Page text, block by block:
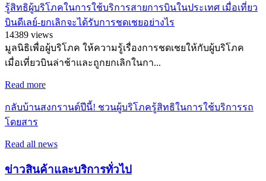
รู้สิทธิผู้บริโภคในการใช้บริการสายการบินในประเทศ เมื่อเที่ยว
บินดีเลย์-ยกเลิกจะได้รับการชดเชยอย่างไร
14389 views
มูลนิธิเพื่อผู้บริโภค ให้ความรู้เรื่องการชดเชยให้กับผู้บริโภค
เมื่อเที่ยวบินล่าช้าและถูกยกเลิกในกา...
Read more
กลับบ้านสงกรานต์ปีนี้! ชวนผู้บริโภครู้สิทธิในการใช้บริการรถ
โดยสาร
Read all news
ข่าวสินค้าและบริการทั่วไป